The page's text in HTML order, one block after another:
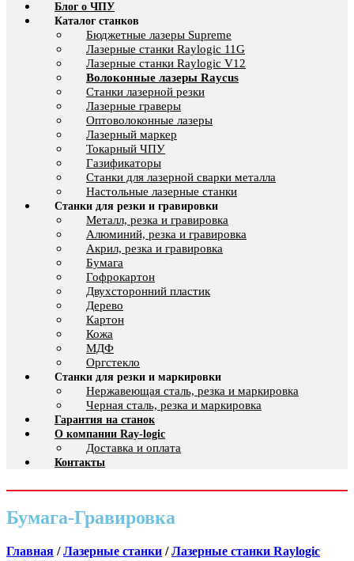
Блог о ЧПУ
Каталог станков
Бюджетные лазеры Supreme
Лазерные станки Raylogic 11G
Лазерные станки Raylogic V12
Волоконные лазеры Raycus
Станки лазерной резки
Лазерные граверы
Оптоволоконные лазеры
Лазерный маркер
Токарный ЧПУ
Газификаторы
Cтанки для лазерной сварки металла
Настольные лазерные станки
Станки для резки и гравировки
Металл, резка и гравировка
Алюминий, резка и гравировка
Акрил, резка и гравировка
Бумага
Гофрокартон
Двухсторонний пластик
Дерево
Картон
Кожа
МДФ
Оргстекло
Станки для резки и маркировки
Нержавеющая сталь, резка и маркировка
Черная сталь, резка и маркировка
Гарантия на станок
О компании Ray-logic
Доставка и оплата
Контакты
Бумага-Гравировка
Главная /Лазерные станки /Лазерные станки Raylogic